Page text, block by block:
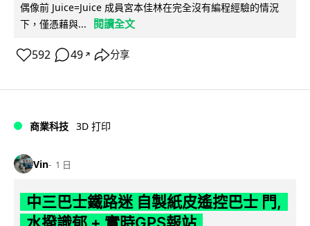
偶像前 Juice=Juice 成員宮本佳林在完全沒有編程經驗的情況
下，僅憑藉與...
閱讀全文
592 49 ↗ 分享
商業科技 3D 打印
Vin 1 日
中三巴士鐵路迷 自製紙皮遙控巴士 門,